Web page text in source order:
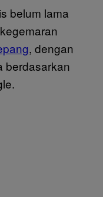
belum lama
, dengan
berdasarkan